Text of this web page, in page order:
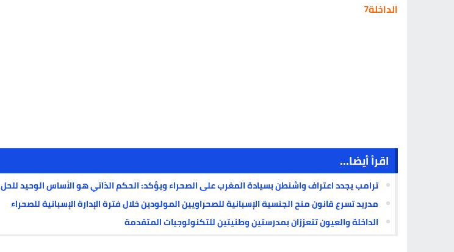
الداخلة7
اقرأ أيضا...
ترامب يجدد اعتراف واشنطن بسيادة المغرب على الصحراء ويؤكد: الحكم الذاتي هو الأساس الوحيد للحل
مدريد تسرع قانون منح الجنسية الإسبانية للصحراويين المولودين خلال فترة الإدارة الإسبانية للصحراء
الداخلة والعيون تتعززان بمدرستين وطنيتين للتكنولوجيات المتقدمة